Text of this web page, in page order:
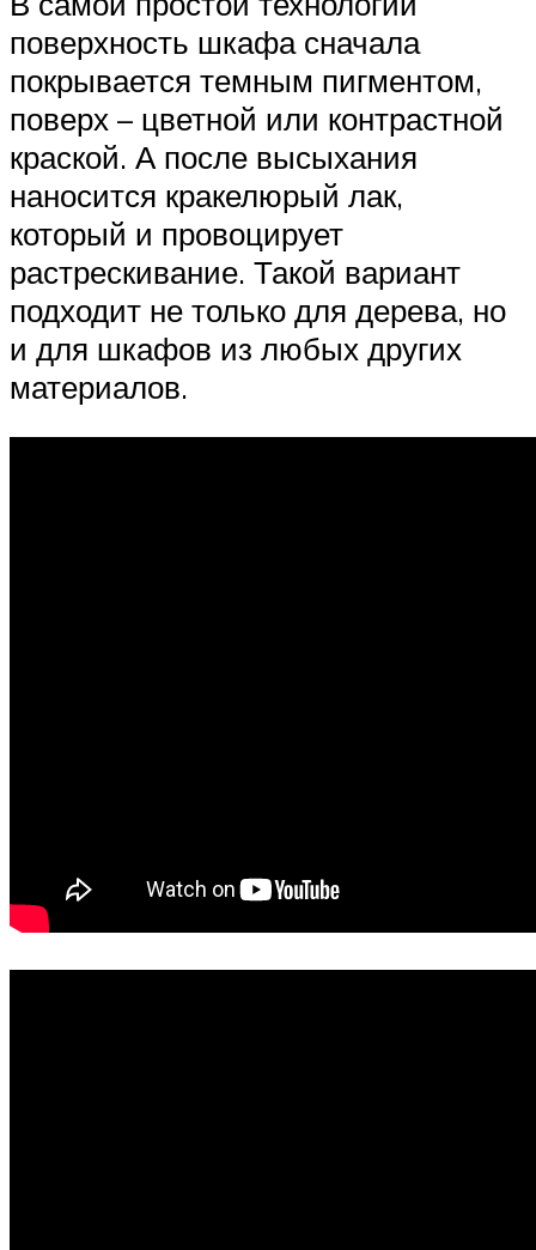
поверхность шкафа сначала
покрывается темным пигментом,
поверх – цветной или контрастной
краской. А после высыхания
наносится кракелюрый лак,
который и провоцирует
растрескивание. Такой вариант
подходит не только для дерева, но
и для шкафов из любых других
материалов.